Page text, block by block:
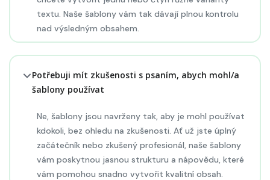
textu. Naše šablony vám tak dávají plnou kontrolu
nad výsledným obsahem.
Potřebuji mít zkušenosti s psaním, abych mohl/a
šablony používat
Ne, šablony jsou navrženy tak, aby je mohl používat
kdokoli, bez ohledu na zkušenosti. Ať už jste úplný
začátečník nebo zkušený profesionál, naše šablony
vám poskytnou jasnou strukturu a nápovědu, které
vám pomohou snadno vytvořit kvalitní obsah.